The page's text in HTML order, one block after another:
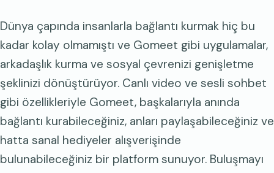
Dünya çapında insanlarla bağlantı kurmak hiç bu
kadar kolay olmamıştı ve Gomeet gibi uygulamalar,
arkadaşlık kurma ve sosyal çevrenizi genişletme
şeklinizi dönüştürüyor. Canlı video ve sesli sohbet
gibi özellikleriyle Gomeet, başkalarıyla anında
bağlantı kurabileceğiniz, anları paylaşabileceğiniz ve
hatta sanal hediyeler alışverişinde
bulunabileceğiniz bir platform sunuyor. Buluşmayı